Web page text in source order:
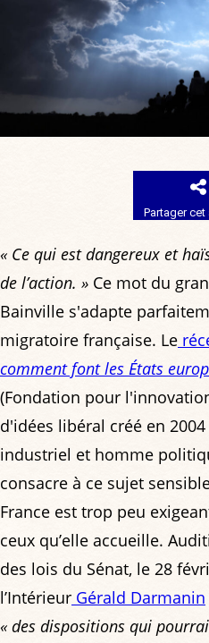
Partager cet
« Ce qui est dangereux et
de l’action. » Ce mot du
Bainville s'adapte
migratoire française. Le
comment font les États
(Fondation pour
d'idées libéral créé en
industriel et homme
consacre à ce sujet
France est trop peu
ceux qu’elle accueille.
des lois du Sénat, le 28
l’Intérieur Gérald Darmanin
« des dispositions qui